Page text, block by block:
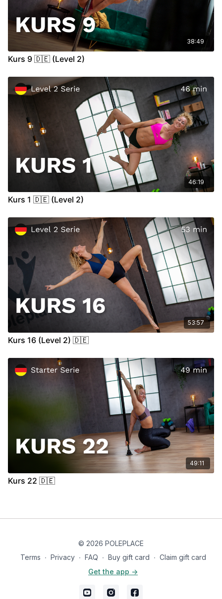
Video Chapter:
00:00Intro
00:35Warm Up(Let's Get Ready)
Technik
25:10
(Whole Body Relaxation)
38:49
Kurs 9 🇩🇪 (Level 2)
46:19
Kurs 1 🇩🇪 (Level 2)
53:57
Kurs 16 (Level 2) 🇩🇪
49:11
Kurs 22 🇩🇪
© 2026 POLEPLACE
Terms ∙ Privacy ∙ FAQ ∙ Buy gift card ∙ Claim gift card
Get the app ->